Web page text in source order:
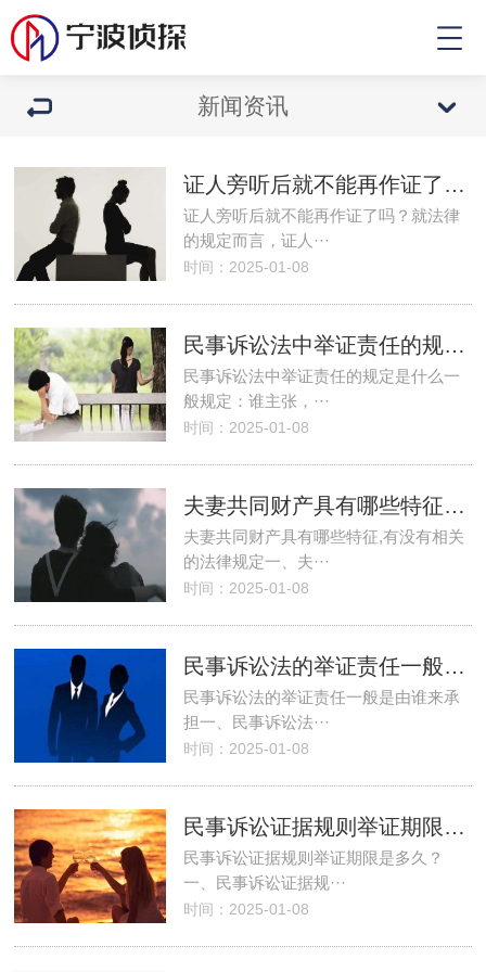
新闻资讯
证人旁听后就不能再作证了吗？
证人旁听后就不能再作证了吗？就法律
的规定而言，证人···
时间：2025-01-08
民事诉讼法中举证责任的规定是什么
民事诉讼法中举证责任的规定是什么一
般规定：谁主张，···
时间：2025-01-08
夫妻共同财产具有哪些特征,有没有相关的法律规定
夫妻共同财产具有哪些特征,有没有相关
的法律规定一、夫···
时间：2025-01-08
民事诉讼法的举证责任一般是由谁来承担
民事诉讼法的举证责任一般是由谁来承
担一、民事诉讼法···
时间：2025-01-08
民事诉讼证据规则举证期限是多久？
民事诉讼证据规则举证期限是多久？
一、民事诉讼证据规···
时间：2025-01-08